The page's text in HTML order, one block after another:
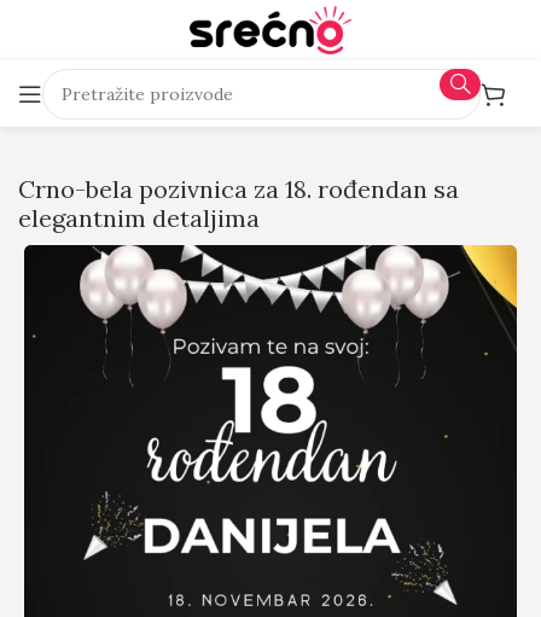
Crno-bela pozivnica za 18. rođendan sa
elegantnim detaljima